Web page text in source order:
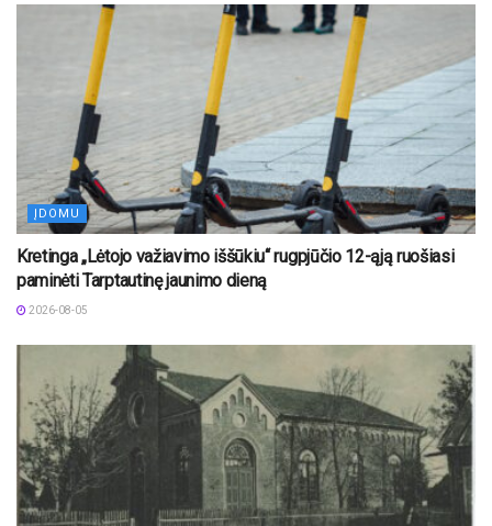
ĮDOMU
Kretinga „Lėtojo važiavimo iššūkiu“ rugpjūčio 12-ąją ruošiasi
paminėti Tarptautinę jaunimo dieną
2026-08-05